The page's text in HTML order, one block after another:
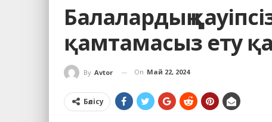
Балалардың
қамтамасыз ету
By Avtor On Май 22, 2024
Бөлісу